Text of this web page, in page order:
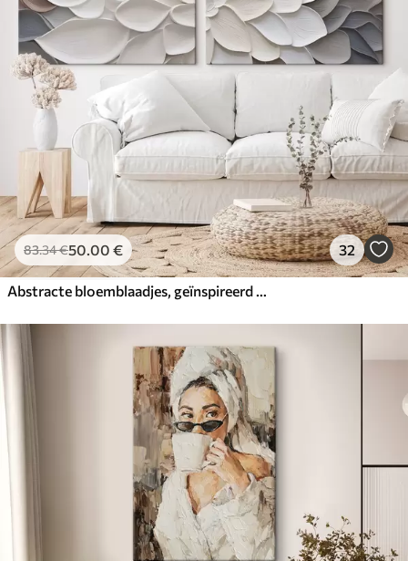
83.34€50.00 € 32
Abstracte bloemblaadjes, geïnspireerd op de schilderkunst